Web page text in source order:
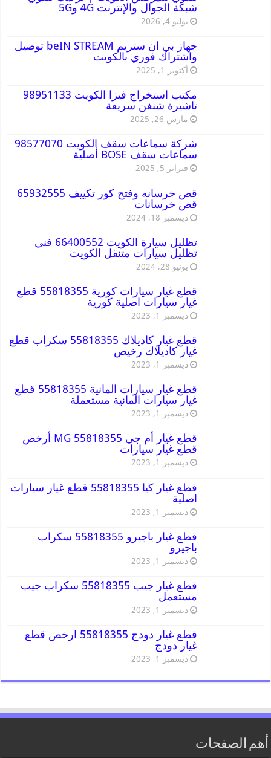
شبكة الجوال والإنترنت 4G و5G
يوليو 4, 2026
جهاز بي ان ستريم beIN STREAM توصيل
واشتراك فوري بالكويت
أكتوبر 1, 2025
مكتب استخراج فيزا الكويت 98951133
تاشيرة شنغن سريعة
مارس 26, 2025
شركة سماعات سقف الكويت 98577070
سماعات سقف BOSE أصلية
فبراير 5, 2025
قص خرسانه وفتح كور تكييف 65932555
قص خرسانات
ديسمبر 18, 2024
تظليل سيارة الكويت 66400552 فني
تظليل سيارات متنقل الكويت
يونيو 28, 2024
قطع غيار سيارات كورية 55818355 قطع
غيار سيارات اصلية كورية
ديسمبر 1, 2023
قطع غيار كاديلاك 55818355 سكراب قطع
غيار كاديلاك رخيص
ديسمبر 1, 2023
قطع غيار سيارات المانية 55818355 قطع
غيار سيارات المانية مستعملة
ديسمبر 1, 2023
قطع غيار أم جي MG 55818355 أرخص
قطع غيار سيارات
ديسمبر 1, 2023
قطع غيار كيا 55818355 قطع غيار سيارات
اصلية
ديسمبر 1, 2023
قطع غيار باجيرو 55818355 سكراب
باجيرو
ديسمبر 1, 2023
قطع غيار جيب 55818355 سكراب جيب
مستعمل
ديسمبر 1, 2023
قطع غيار دودج 55818355 ارخص قطع
غيار دودج
ديسمبر 1, 2023
أهم الصفحات